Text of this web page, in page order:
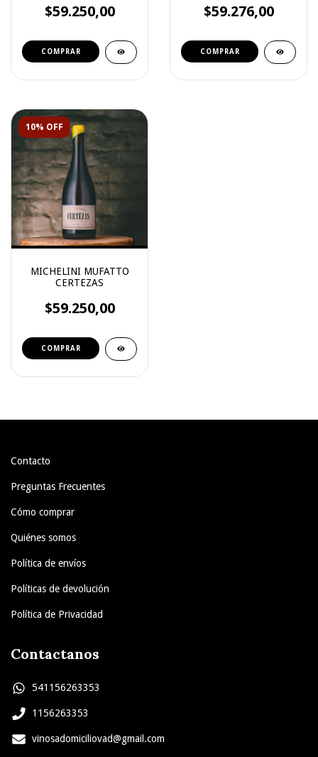
$59.250,00 $59.276,00
10% OFF
MICHELINI MUFATTO
CERTEZAS
$59.250,00
Contacto
Preguntas Frecuentes
Cómo comprar
Quiénes somos
Política de envíos
Políticas de devolución
Política de Privacidad
Contactanos
541156263353
1156263353
vinosadomiciliovad@gmail.com